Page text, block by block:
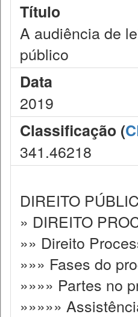
Título
A audiência de
público
Data
2019
Classificação (
341.46218
DIREITO
» DIREITO
»» Direito
»»» Fases do
»»»» Partes no
»»»»»